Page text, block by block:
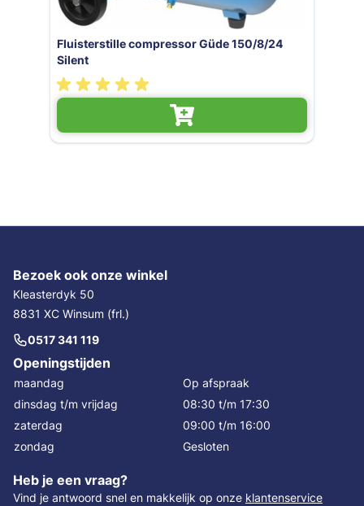
Fluisterstille compressor Güde 150/8/24
Silent
Bezoek ook onze winkel
Kleasterdyk 50
8831 XC Winsum (frl.)
0517 341 119
Openingstijden
maandag
Op afspraak
dinsdag t/m vrijdag
08:30 t/m 17:30
zaterdag
09:00 t/m 16:00
zondag
Gesloten
Heb je een vraag?
Vind je antwoord snel en makkelijk op onze klantenservice